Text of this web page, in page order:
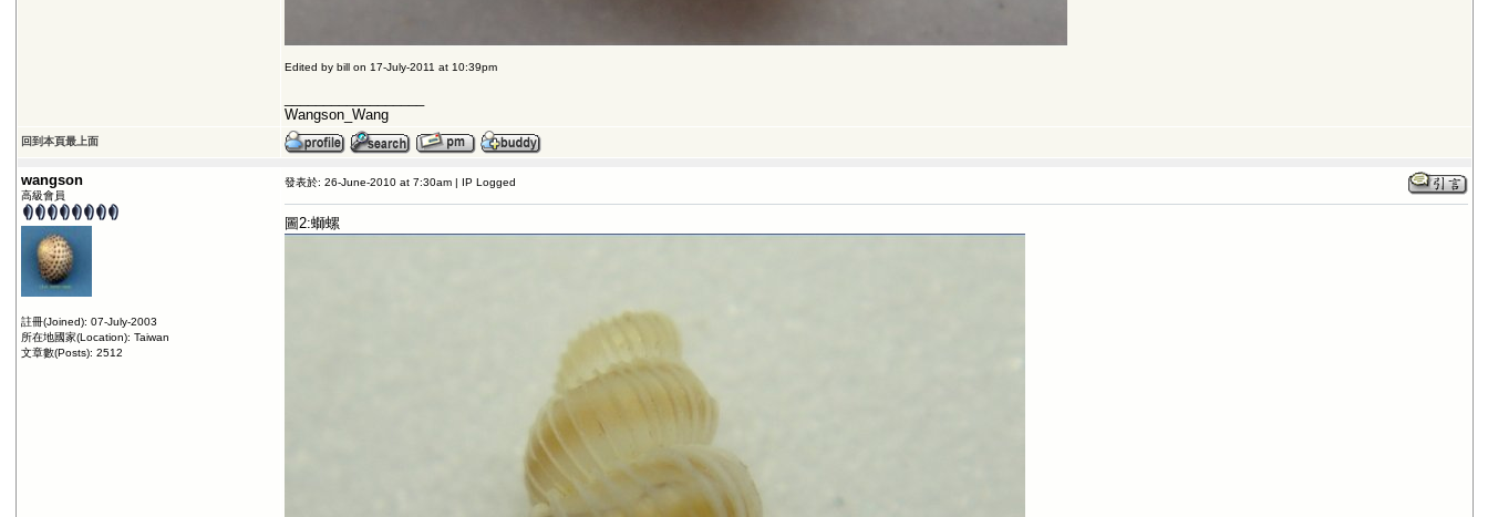
Edited by bill on 17-July-2011 at 10:39pm
Wangson_Wang
回到本頁最上面
wangson
高級會員
註冊(Joined): 07-July-2003
所在地國家(Location): Taiwan
文章數(Posts): 2512
發表於: 26-June-2010 at 7:30am | IP Logged
圖2:螄螺